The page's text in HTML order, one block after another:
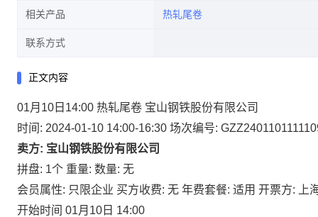
相关产品 热轧尾卷
联系方式
正文内容
01月10日14:00 热轧尾卷 宝山钢铁股份有限公司
时间: 2024-01-10 14:00-16:30 场次编号:
卖方: 宝山钢铁股份有限公司
拼盘: 1个 重量: 数量: 无
会员属性: 只限企业 买方收费: 无 年费套餐: 适用 开票方: 上
开始时间 01月10日 14:00